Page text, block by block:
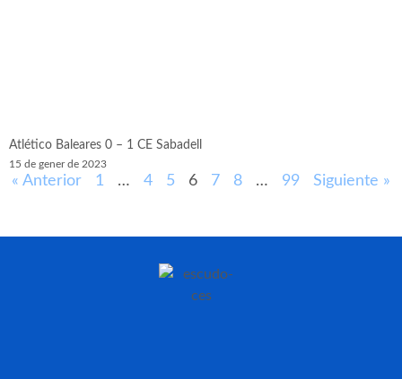
Atlético Baleares 0 – 1 CE Sabadell
15 de gener de 2023
« Anterior 1 … 4 5 6 7 8 … 99 Siguiente »